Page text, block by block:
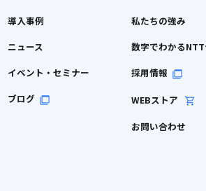
導入事例
ニュース
イベント・セミナー
ブログ
私たちの強み
数字でわかる
採用情報
WEBストア
お問い合わせ